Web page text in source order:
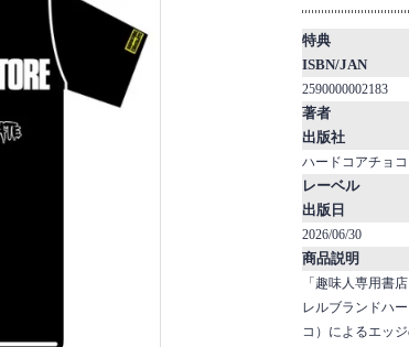
特典
ISBN/JAN
2590000002183
著者
出版社
ハードコアチョコ
レーベル
出版日
2026/06/30
商品説明
「趣味人専用書
レルブランドハ
コ）によるエッ